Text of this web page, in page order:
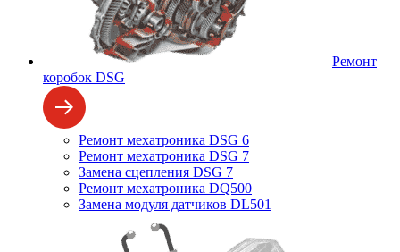
Ремонт
коробок DSG
Ремонт мехатроника DSG 6
Ремонт мехатроника DSG 7
Замена сцепления DSG 7
Ремонт мехатроника DQ500
Замена модуля датчиков DL501